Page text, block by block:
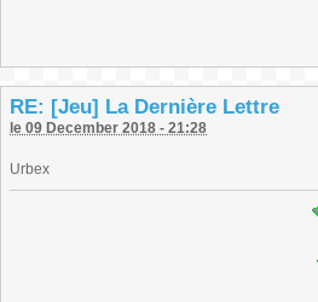
RE: [Jeu] La Dernière Lettre
le 09 December 2018 - 21:28
Urbex